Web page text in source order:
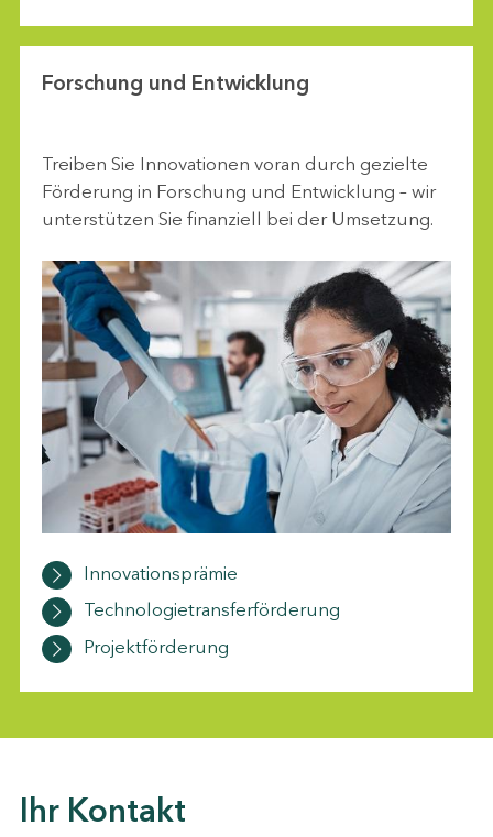
Forschung und Entwicklung
Treiben Sie Innovationen voran durch gezielte
Förderung in Forschung und Entwicklung – wir
unterstützen Sie finanziell bei der Umsetzung.
Innovationsprämie
Technologietransferförderung
Projektförderung
Ihr Kontakt